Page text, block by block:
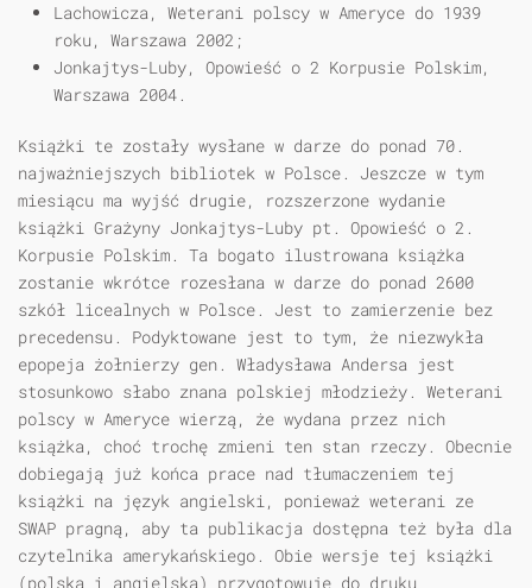
Lachowicza, Weterani polscy w Ameryce do 1939
roku, Warszawa 2002;
Jonkajtys-Luby, Opowieść o 2 Korpusie Polskim,
Warszawa 2004.
Książki te zostały wysłane w darze do ponad 70.
najważniejszych bibliotek w Polsce. Jeszcze w tym
miesiącu ma wyjść drugie, rozszerzone wydanie
książki Grażyny Jonkajtys-Luby pt. Opowieść o 2.
Korpusie Polskim. Ta bogato ilustrowana książka
zostanie wkrótce rozesłana w darze do ponad 2600
szkół licealnych w Polsce. Jest to zamierzenie bez
precedensu. Podyktowane jest to tym, że niezwykła
epopeja żołnierzy gen. Władysława Andersa jest
stosunkowo słabo znana polskiej młodzieży. Weterani
polscy w Ameryce wierzą, że wydana przez nich
książka, choć trochę zmieni ten stan rzeczy. Obecnie
dobiegają już końca prace nad tłumaczeniem tej
książki na język angielski, ponieważ weterani ze
SWAP pragną, aby ta publikacja dostępna też była dla
czytelnika amerykańskiego. Obie wersje tej książki
(polską i angielską) przygotowuje do druku